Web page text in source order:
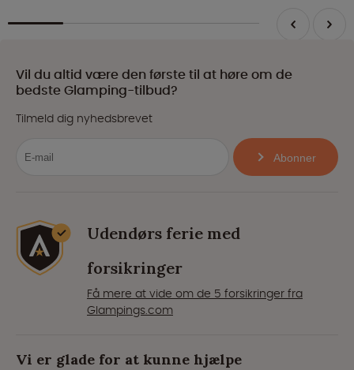
Vil du altid være den første til at høre om de
bedste Glamping-tilbud?
Tilmeld dig nyhedsbrevet
Abonner
Udendørs ferie med
forsikringer
Få mere at vide om de 5 forsikringer fra
Glampings.com
Vi er glade for at kunne hjælpe